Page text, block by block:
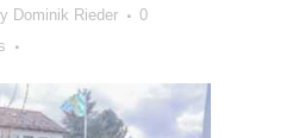
Dominik Rieder
0